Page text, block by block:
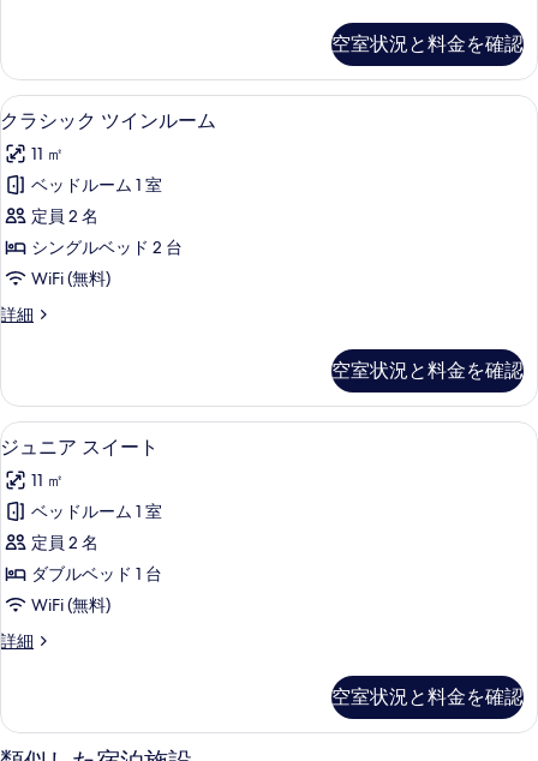
を
表
示
す
る
ル
ー
ム
の
す
べ
て
の
写
表
示
す
る
ク
シ
ン
ル
ル
ー
ム
の
詳
細
空室状況と料金を確認
ク
ラ
シ
ッ
ク
ツ
ン
ー
ム
の
す
べ
て
の
写
真
示
クラシック ツインルーム | セーフテ
20
クラシック ツインルーム
11 ㎡
ベッドルーム 1 室
定員 2 名
シングルベッド 2 台
WiFi (無料)
詳細
ク
ク
ツ
イ
ル
ー
ム
の
詳
細
空室状況と料金を確認
ジ
ュ
ニ
ア
ス
イ
ト
す
べ
ジュニア スイート | セーフティボッ
23
ジュニア スイート
11 ㎡
ベッドルーム 1 室
定員 2 名
ダブルベッド 1 台
WiFi (無料)
詳細
ジ
ス
イ
空室状況と料金を確認